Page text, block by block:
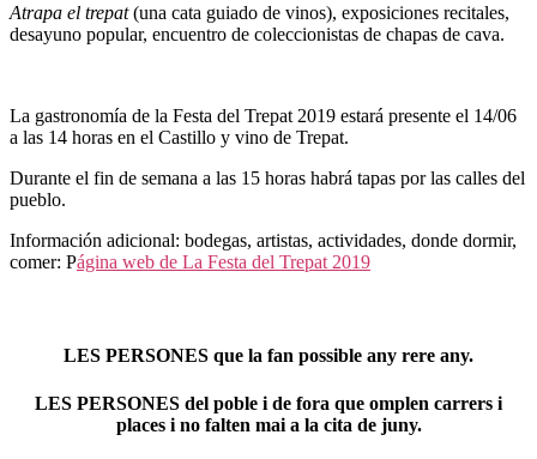
Atrapa el trepat(una cata guiado de vinos), exposiciones recitales,
desayuno popular, encuentro de coleccionistas de chapas de cava.
La gastronomía de la Festa del Trepat 2019 estará presente el 14/06
a las 14 horas en el Castillo y vino de Trepat.
Durante el fin de semana a las 15 horas habrá tapas por las calles del
pueblo.
Información adicional: bodegas, artistas, actividades, donde dormir,
comer: Página web de La Festa del Trepat 2019
LES PERSONES que la fan possible any rere any.
LES PERSONES del poble i de fora que omplen carrers i
places i no falten mai a la cita de juny.